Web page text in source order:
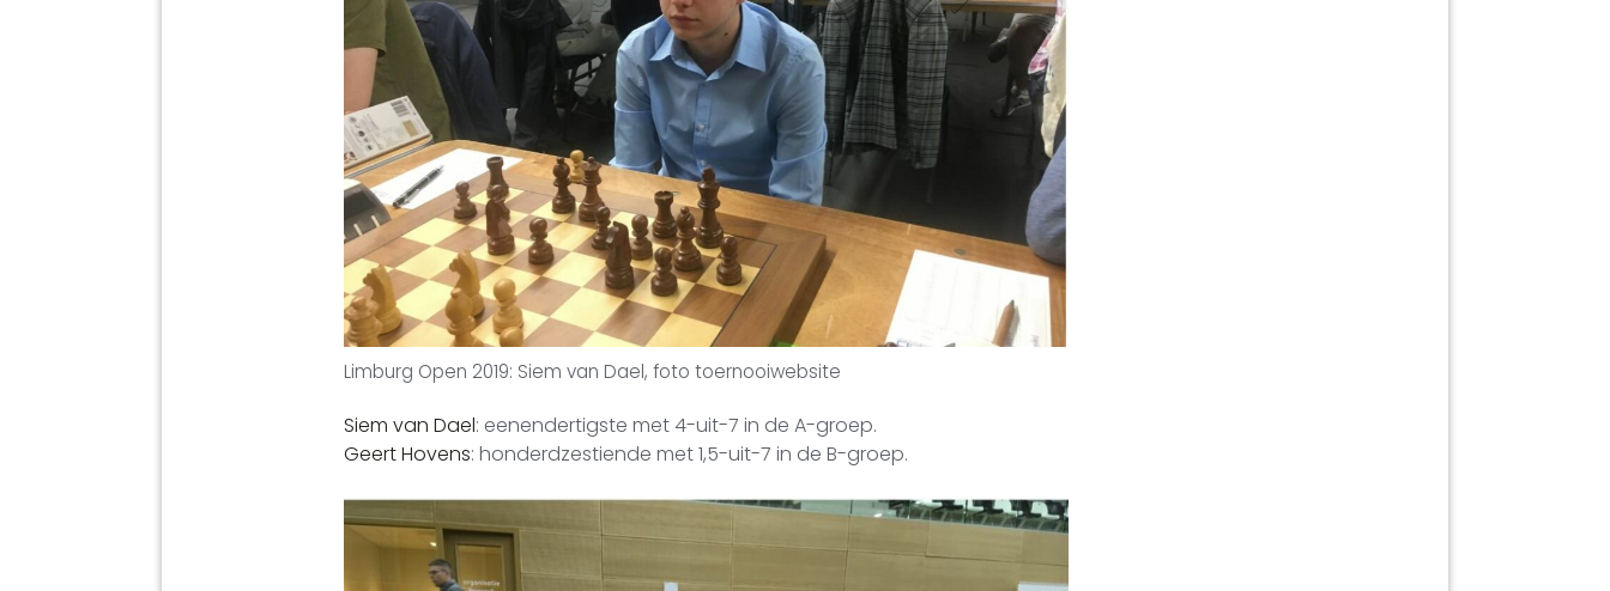
Limburg Open 2019: Siem van Dael, foto toernooiwebsite
Siem van Dael: eenendertigste met 4-uit-7 in de A-groep.
Geert Hovens: honderdzestiende met 1,5-uit-7 in de B-groep.